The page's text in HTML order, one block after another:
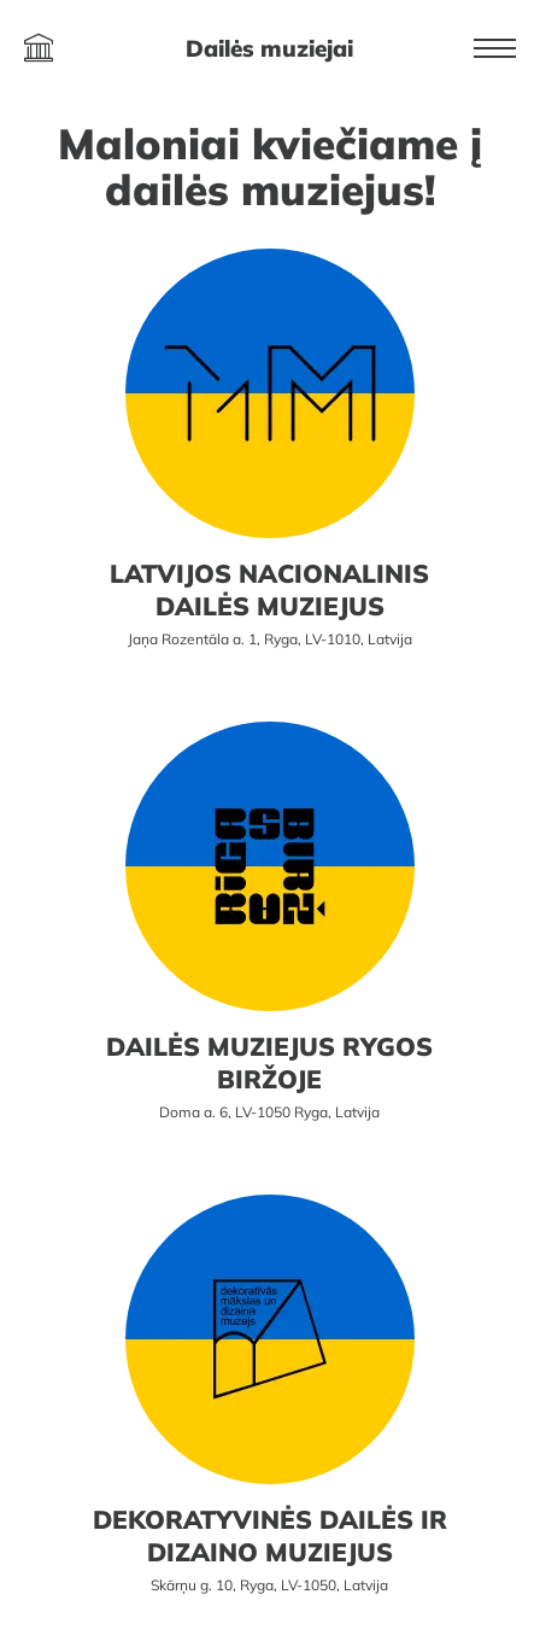
Dailės muziejai
Maloniai kviečiame į
dailės muziejus!
LATVIJOS NACIONALINIS
DAILĖS MUZIEJUS
Jaņa Rozentāla a. 1, Ryga, LV-1010, Latvija
DAILĖS MUZIEJUS RYGOS
BIRŽOJE
Doma a. 6, LV-1050 Ryga, Latvija
DEKORATYVINĖS DAILĖS IR
DIZAINO MUZIEJUS
Skārņu g. 10, Ryga, LV-1050, Latvija